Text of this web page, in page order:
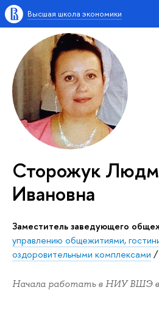
Высшая школа экономики
Сторожук
Ивановна
Заместитель заведующего
управлению общежитиями,
оздоровительными комплексами /
Начала работать в НИУ ВШЭ в